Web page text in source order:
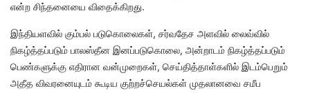
என்ற சிந்தனையை விதைக்கிறது.
இந்தியளவில் கும்பல் படுகொலைகள், சர்வதேச அளவில் லைவ்வில்
நிகழ்த்தப்படும் பாலஸ்தீன இனப்படுகொலை, அன்றாடம் நிகழ்த்தப்படும்
பெண்களுக்கு எதிரான வன்முறைகள், செய்தித்தாள்களில் இடம்பெறும்
அதீத விவரனையுடம் கூடிய குற்றச்செயல்கள் முதலானவை சமீப